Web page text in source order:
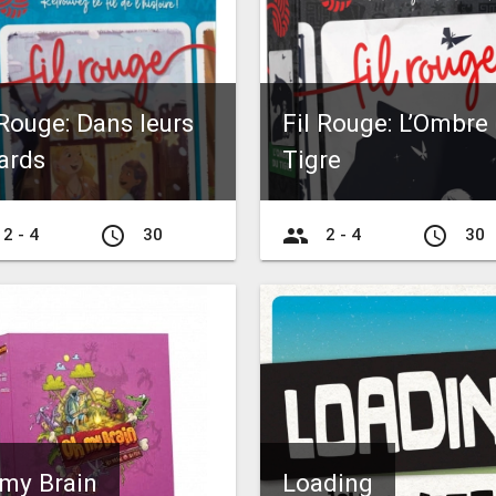
Dans leurs
2 - 4 access_time 30
Fil Rouge: L’Ombre
Tigre
group 2 - 4 access_time 30
Brain Loading